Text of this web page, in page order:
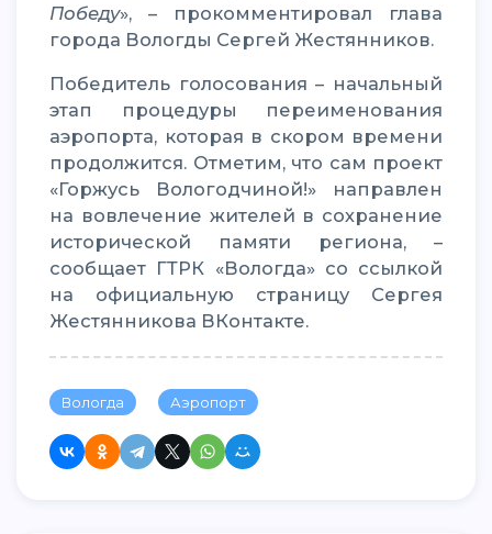
Победу», – прокомментировал глава
города Вологды Сергей Жестянников.
Победитель голосования – начальный
этап процедуры переименования
аэропорта, которая в скором времени
продолжится. Отметим, что сам проект
«Горжусь Вологодчиной!» направлен
на вовлечение жителей в сохранение
исторической памяти региона, –
сообщает ГТРК «Вологда» со ссылкой
на официальную страницу Сергея
Жестянникова ВКонтакте.
Вологда Аэропорт